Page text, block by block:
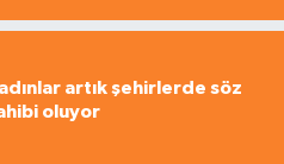
artık şehirlerde söz
oluyor